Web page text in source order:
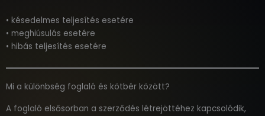
• késedelmes teljesítés esetére
• meghiúsulás esetére
• hibás teljesítés esetére
Mi a különbség foglaló és kötbér között?
A foglaló elsősorban a szerződés létrejöttéhez kapcsolódik,